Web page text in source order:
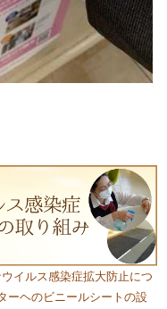
イルス感染症拡大防止につ
ーヘのビニールシートの設